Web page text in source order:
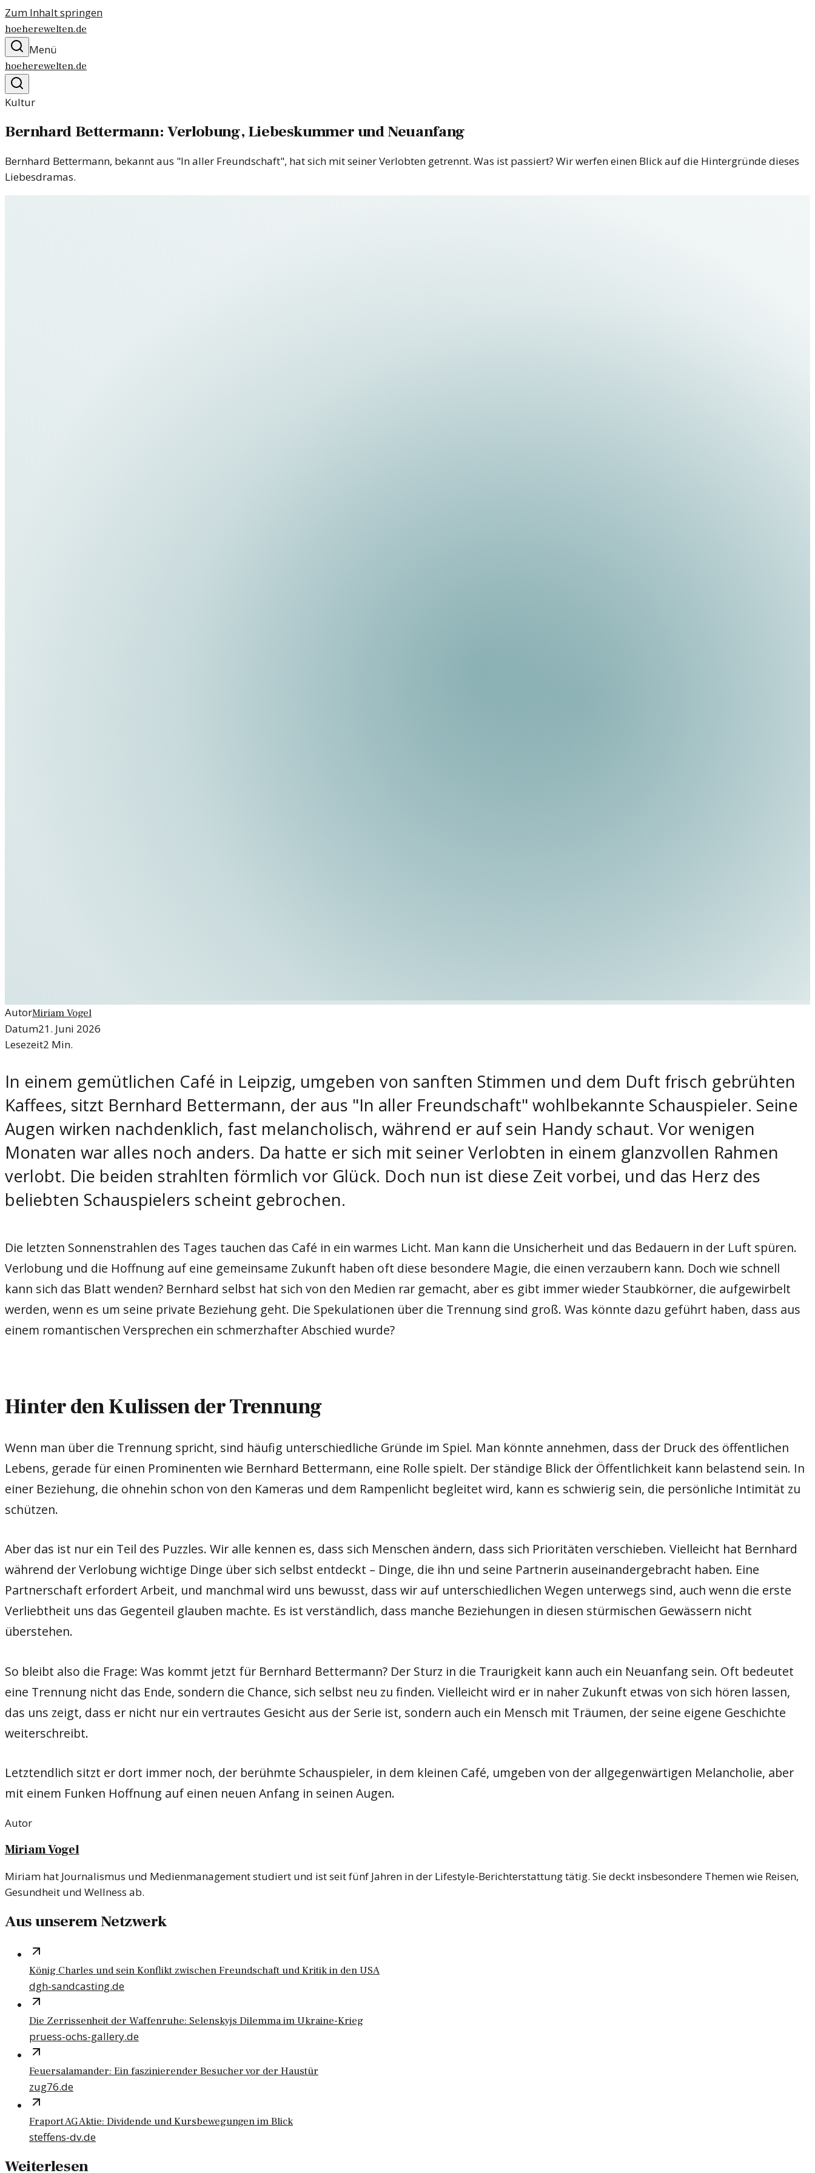
Zum Inhalt springen
hoeherewelten.de
Menü
hoeherewelten.de
Kultur
Bernhard Bettermann: Verlobung, Liebeskummer und Neuanfang
Bernhard Bettermann, bekannt aus "In aller Freundschaft", hat sich mit seiner Verlobten getrennt. Was ist passiert? Wir werfen einen Blick auf die Hintergründe dieses
Liebesdramas.
AutorMiriam Vogel
Datum21. Juni 2026
Lesezeit2 Min.
In einem gemütlichen Café in Leipzig, umgeben von sanften Stimmen und dem Duft frisch gebrühten
Kaffees, sitzt Bernhard Bettermann, der aus "In aller Freundschaft" wohlbekannte Schauspieler. Seine
Augen wirken nachdenklich, fast melancholisch, während er auf sein Handy schaut. Vor wenigen
Monaten war alles noch anders. Da hatte er sich mit seiner Verlobten in einem glanzvollen Rahmen
verlobt. Die beiden strahlten förmlich vor Glück. Doch nun ist diese Zeit vorbei, und das Herz des
beliebten Schauspielers scheint gebrochen.
Die letzten Sonnenstrahlen des Tages tauchen das Café in ein warmes Licht. Man kann die Unsicherheit und das Bedauern in der Luft spüren.
Verlobung und die Hoffnung auf eine gemeinsame Zukunft haben oft diese besondere Magie, die einen verzaubern kann. Doch wie schnell
kann sich das Blatt wenden? Bernhard selbst hat sich von den Medien rar gemacht, aber es gibt immer wieder Staubkörner, die aufgewirbelt
werden, wenn es um seine private Beziehung geht. Die Spekulationen über die Trennung sind groß. Was könnte dazu geführt haben, dass aus
einem romantischen Versprechen ein schmerzhafter Abschied wurde?
Hinter den Kulissen der Trennung
Wenn man über die Trennung spricht, sind häufig unterschiedliche Gründe im Spiel. Man könnte annehmen, dass der Druck des öffentlichen
Lebens, gerade für einen Prominenten wie Bernhard Bettermann, eine Rolle spielt. Der ständige Blick der Öffentlichkeit kann belastend sein. In
einer Beziehung, die ohnehin schon von den Kameras und dem Rampenlicht begleitet wird, kann es schwierig sein, die persönliche Intimität zu
schützen.
Aber das ist nur ein Teil des Puzzles. Wir alle kennen es, dass sich Menschen ändern, dass sich Prioritäten verschieben. Vielleicht hat Bernhard
während der Verlobung wichtige Dinge über sich selbst entdeckt – Dinge, die ihn und seine Partnerin auseinandergebracht haben. Eine
Partnerschaft erfordert Arbeit, und manchmal wird uns bewusst, dass wir auf unterschiedlichen Wegen unterwegs sind, auch wenn die erste
Verliebtheit uns das Gegenteil glauben machte. Es ist verständlich, dass manche Beziehungen in diesen stürmischen Gewässern nicht
überstehen.
So bleibt also die Frage: Was kommt jetzt für Bernhard Bettermann? Der Sturz in die Traurigkeit kann auch ein Neuanfang sein. Oft bedeutet
eine Trennung nicht das Ende, sondern die Chance, sich selbst neu zu finden. Vielleicht wird er in naher Zukunft etwas von sich hören lassen,
das uns zeigt, dass er nicht nur ein vertrautes Gesicht aus der Serie ist, sondern auch ein Mensch mit Träumen, der seine eigene Geschichte
weiterschreibt.
Letztendlich sitzt er dort immer noch, der berühmte Schauspieler, in dem kleinen Café, umgeben von der allgegenwärtigen Melancholie, aber
mit einem Funken Hoffnung auf einen neuen Anfang in seinen Augen.
Autor
Miriam Vogel
Miriam hat Journalismus und Medienmanagement studiert und ist seit fünf Jahren in der Lifestyle-Berichterstattung tätig. Sie deckt insbesondere Themen wie Reisen,
Gesundheit und Wellness ab.
Aus unserem Netzwerk
König Charles und sein Konflikt zwischen Freundschaft und Kritik in den USA
dgh-sandcasting.de
Die Zerrissenheit der Waffenruhe: Selenskyjs Dilemma im Ukraine-Krieg
pruess-ochs-gallery.de
Feuersalamander: Ein faszinierender Besucher vor der Haustür
zug76.de
Fraport AG Aktie: Dividende und Kursbewegungen im Blick
steffens-dv.de
Weiterlesen